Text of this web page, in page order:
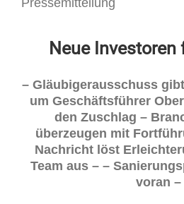
Pressemitteilung
Neue Investoren
– Gläubigerausschuss
um Geschäftsführer
den Zuschlag –
überzeugen mit
Nachricht löst
Team aus – –
voran –